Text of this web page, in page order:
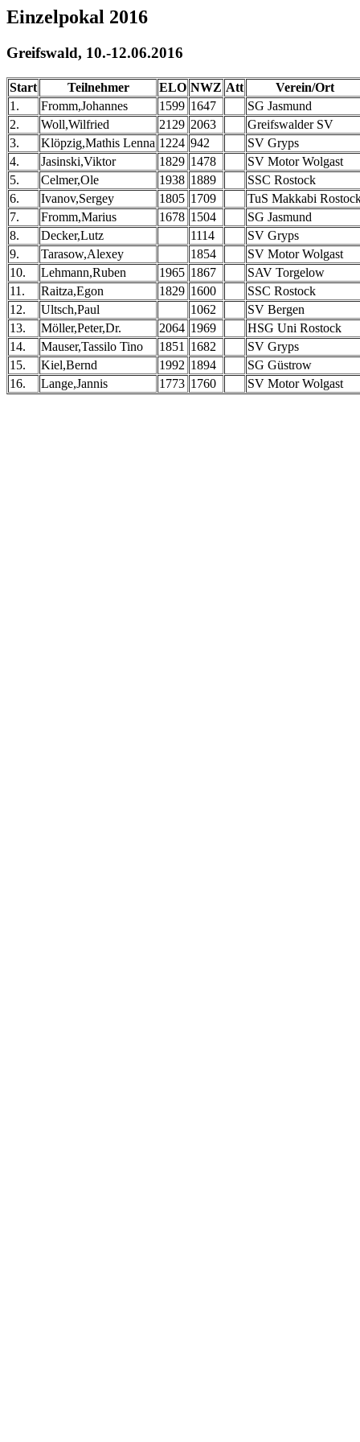
Einzelpokal 2016
Greifswald, 10.-12.06.2016
Start Teilnehmer ELO NWZ Att
Verein/Ort
1.
Fromm,Johannes 1599 1647
SG Jasmund
2.
Woll,Wilfried 2129 2063
Greifswalder SV
3.
Klöpzig,Mathis Lenna 1224 942
SV Gryps
4.
Jasinski,Viktor 1829 1478
SV Motor Wolgast
5.
Celmer,Ole 1938 1889
SSC Rostock
6.
Ivanov,Sergey 1805 1709
TuS Makkabi
7.
Fromm,Marius 1678 1504
SG Jasmund
8.
Decker,Lutz 1114
SV Gryps
9.
Tarasow,Alexey 1854
SV Motor Wolgast
10.
Lehmann,Ruben 1965 1867
SAV Torgelow
11.
Raitza,Egon 1829 1600
SSC Rostock
12.
Ultsch,Paul 1062
SV Bergen
13.
Möller,Peter,Dr. 2064 1969
HSG Uni Rostock
14.
Mauser,Tassilo Tino 1851 1682
SV Gryps
15.
Kiel,Bernd 1992 1894
SG Güstrow
16.
Lange,Jannis 1773 1760 SV Motor Wolgast